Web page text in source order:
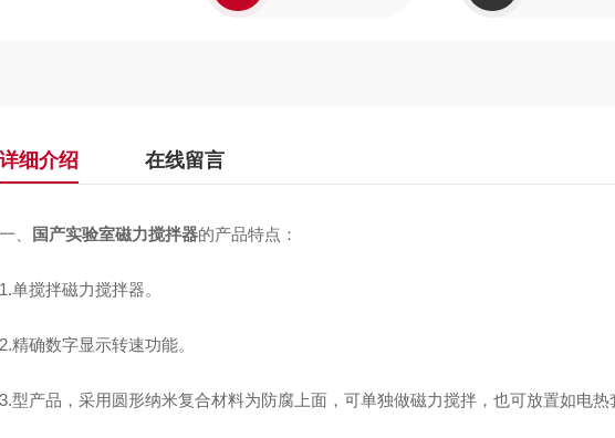
详细介绍 在线留言
一、 国产实验室磁力搅拌器的产品特点：
1.单搅拌磁力搅拌器。
2.精确数字显示转速功能。
3.型产品，采用圆形纳米复合材料为防腐上面，可单独做磁力搅拌，也可放置如电热